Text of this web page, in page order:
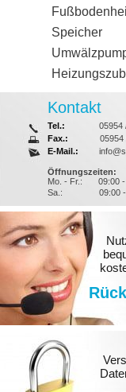
Speicher
Kontakt
Tel.:
05954
Fax.:
05954
E-Mail.:
Öffnungszeiten:
Mo. - Fr.:
09:00
Sa.:
09:00